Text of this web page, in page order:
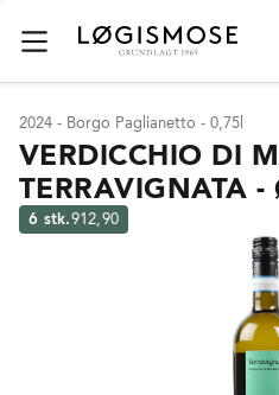
2024 - Borgo Paglianetto - 0,75l
VERDICCHIO DI
TERRAVIGNATA
6 stk.912,90